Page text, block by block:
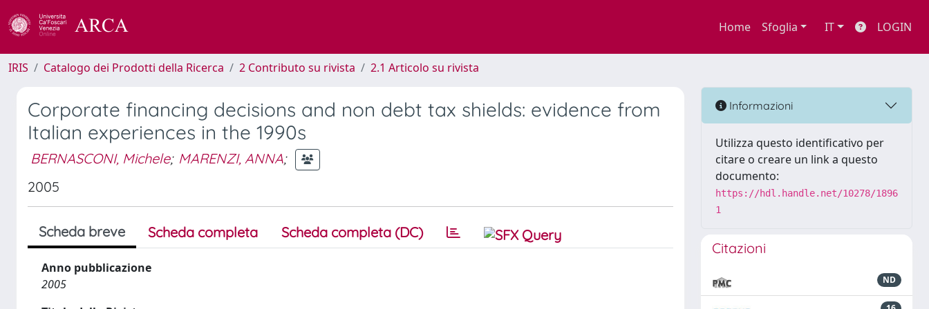
Home Sfoglia IT LOGIN
IRIS Catalogo dei Prodotti della Ricerca 2 Contributo su rivista 2.1 Articolo su rivista
Corporate financing decisions and non debt tax shields: evidence from
Italian experiences in the 1990s
BERNASCONI, Michele; MARENZI, ANNA;
2005
Scheda breve Scheda completa Scheda completa (DC)
Anno pubblicazione
2005
Informazioni
Utilizza questo identificativo per
citare o creare un link a questo
documento:
https://hdl.handle.net/10278/1896
1
Citazioni
ND